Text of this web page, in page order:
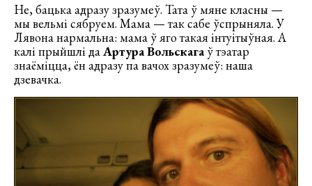
Не, бацька адразу зразумеў. Тата ў мяне класны —
мы вельмі сябруем. Мама — так сабе ўспрыняла. У
Лявона нармальна: мама ў яго такая інтуітыўная. А
калі прыйшлі да Артура Вольскагаў тэатар
знаёміцца, ён адразу па вачох зразумеў: наша
дзевачка.